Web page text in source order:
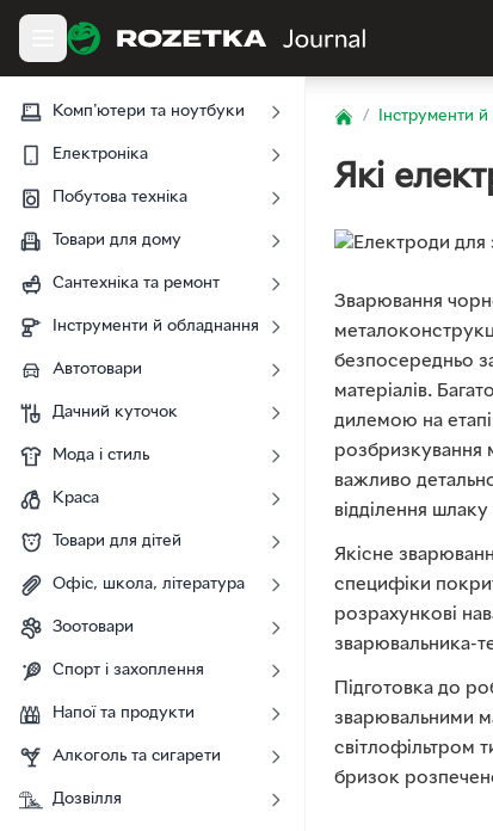
Комп'ютери та ноутбуки
Електроніка
Побутова техніка
Товари для дому
Сантехніка та ремонт
Інструменти й обладнання
Автотовари
Дачний куточок
Мода і стиль
Краса
Товари для дітей
Офіс, школа, література
Зоотовари
Спорт і захоплення
Напої та продукти
Алкоголь та сигарети
Дозвілля
Home
/ Інструменти
Які
Зварювання
безпосередньо
матеріалів.
дилемою на етапі
розбризкування
важливо
відділення
Якісне
специфіки
розрахункові
зварювальника-
Підготовка до
зварювальними
світлофільтром
бризок